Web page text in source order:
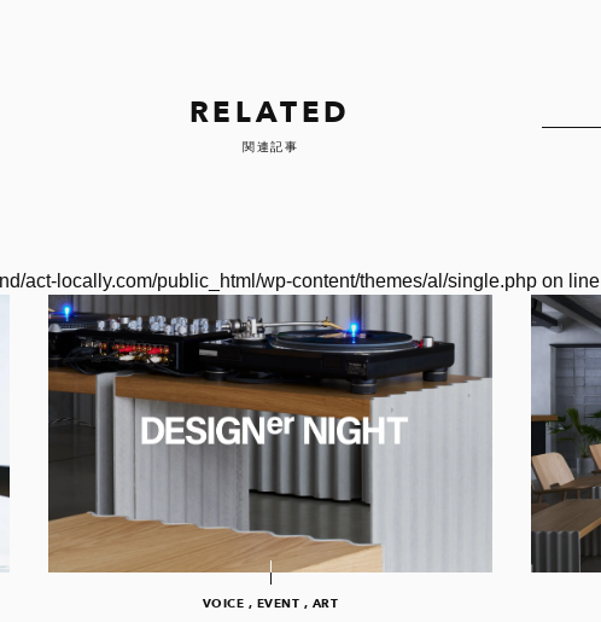
RELATED
関連記事
act-locally.com/public_html/wp-content/themes/al/single.phpon line
VOICE , EVENT , ART